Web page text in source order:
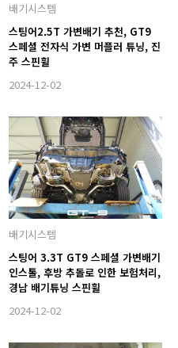
배기시스템
스팅어2.5T 가변배기 추천, GT9
스페셜 전자식 가변 머플러 튜닝, 진
주 스핀휠
2024-12-02
배기시스템
스팅어 3.3T GT9 스페셜 가변배기
인스톨, 후방 추돌로 인한 보험처리,
경남 배기튜닝 스핀휠
2024-12-02